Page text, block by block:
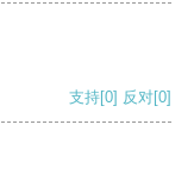
支持[0] 反对[0]